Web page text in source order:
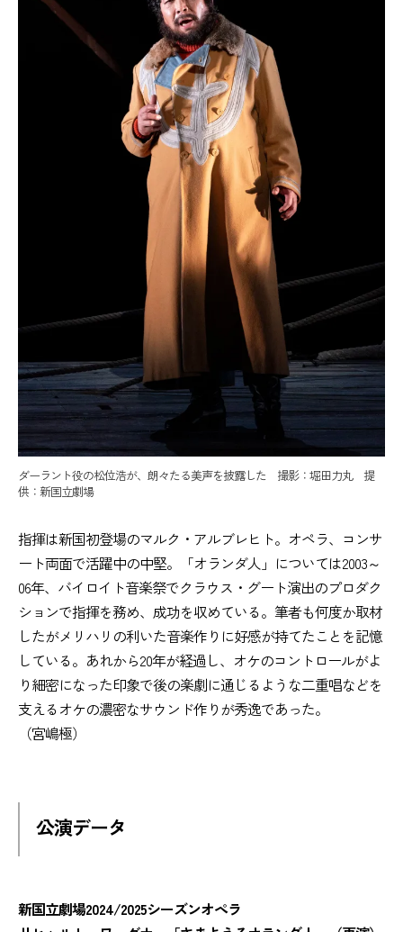
ダーラント役の松位浩が、朗々たる美声を披露した 撮影：堀田力丸 提
供：新国立劇場
指揮は新国初登場のマルク・アルブレヒト。オペラ、コンサ
ート両面で活躍中の中堅。「オランダ人」については2003～
06年、バイロイト音楽祭でクラウス・グート演出のプロダク
ションで指揮を務め、成功を収めている。筆者も何度か取材
したがメリハリの利いた音楽作りに好感が持てたことを記憶
している。あれから20年が経過し、オケのコントロールがよ
り細密になった印象で後の楽劇に通じるような二重唱などを
支えるオケの濃密なサウンド作りが秀逸であった。
（宮嶋極）
公演データ
新国立劇場2024/2025シーズンオペラ